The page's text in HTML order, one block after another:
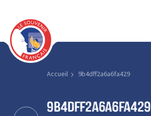
Accueil 9b4dff2a6a6fa429
9b4dff2a6a6fa429